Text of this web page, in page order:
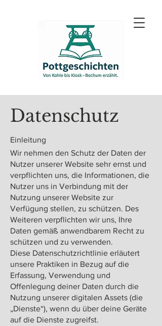
Datenschutz
Einleitung
Wir nehmen den Schutz der Daten der
Nutzer unserer Website sehr ernst und
verpflichten uns, die Informationen, die
Nutzer uns in Verbindung mit der
Nutzung unserer Website zur
Verfügung stellen, zu schützen. Des
Weiteren verpflichten wir uns, Ihre
Daten gemäß anwendbarem Recht zu
schützen und zu verwenden.
Diese Datenschutzrichtlinie erläutert
unsere Praktiken in Bezug auf die
Erfassung, Verwendung und
Offenlegung deiner Daten durch die
Nutzung unserer digitalen Assets (die
„Dienste“), wenn du über deine Geräte
auf die Dienste zugreifst.